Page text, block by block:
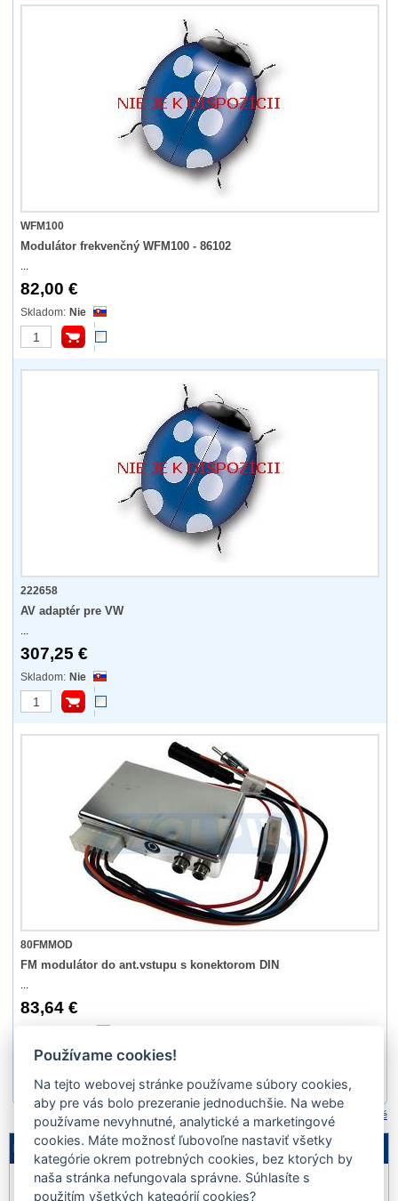
WFM100
Modulátor frekvenčný WFM100 - 86102
...
82,00 €
Nie
222658
AV adaptér pre VW
...
307,25 €
Nie
80FMMOD
FM modulátor do ant.vstupu s konektorom DIN
...
83,64 €
Porovnať označené
Legenda
Akcia Výpredaj
Používame cookies!
Na tejto webovej stránke používame súbory cookies,
aby pre vás bolo prezeranie jednoduchšie. Na webe
používame nevyhnutné, analytické a marketingové
cookies. Máte možnosť ľubovoľne nastaviť všetky
kategórie okrem potrebných cookies, bez ktorých by
naša stránka nefungovala správne. Súhlasíte s
použitím všetkých kategórií cookies?